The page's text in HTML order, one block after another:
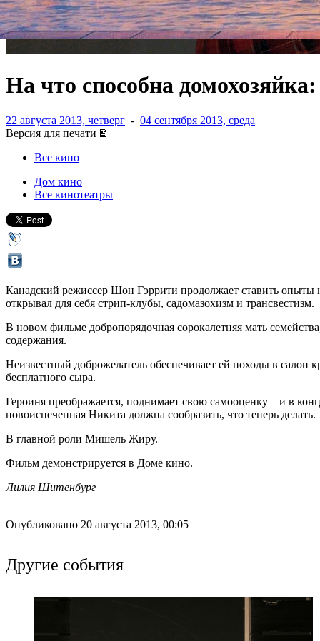
На что способна
22 августа 2013, четверг - 04 сентября 2013, среда
Версия для печати
Все кино
Дом кино
Все кинотеатры
Канадский режиссер Шон Гэррити продолжает ставить
открывал для себя стрип-клубы, садомазохизм и трансвестизм.
В новом фильме добропорядочная сорокалетняя мать
содержания.
Неизвестный доброжелатель обеспечивает ей походы в
бесплатного сыра.
Героиня преображается, поднимает свою самооценку – и в
новоиспеченная Никита должна сообразить, что теперь делать.
В главной роли Мишель Жиру.
Фильм демонстрируется в Доме кино.
Лилия Шитенбург
Опубликовано 20 августа 2013, 00:05
Другие события